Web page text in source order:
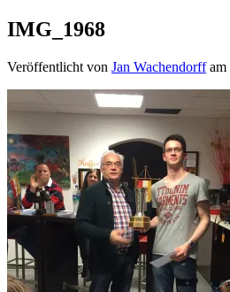
IMG_1968
Veröffentlicht von Jan Wachendorffam